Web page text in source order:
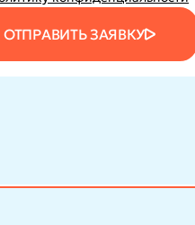
ОТПРАВИТЬ ЗАЯВКУ